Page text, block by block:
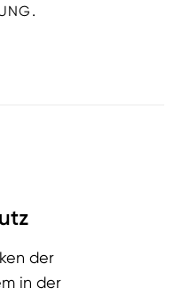
.
der
in der